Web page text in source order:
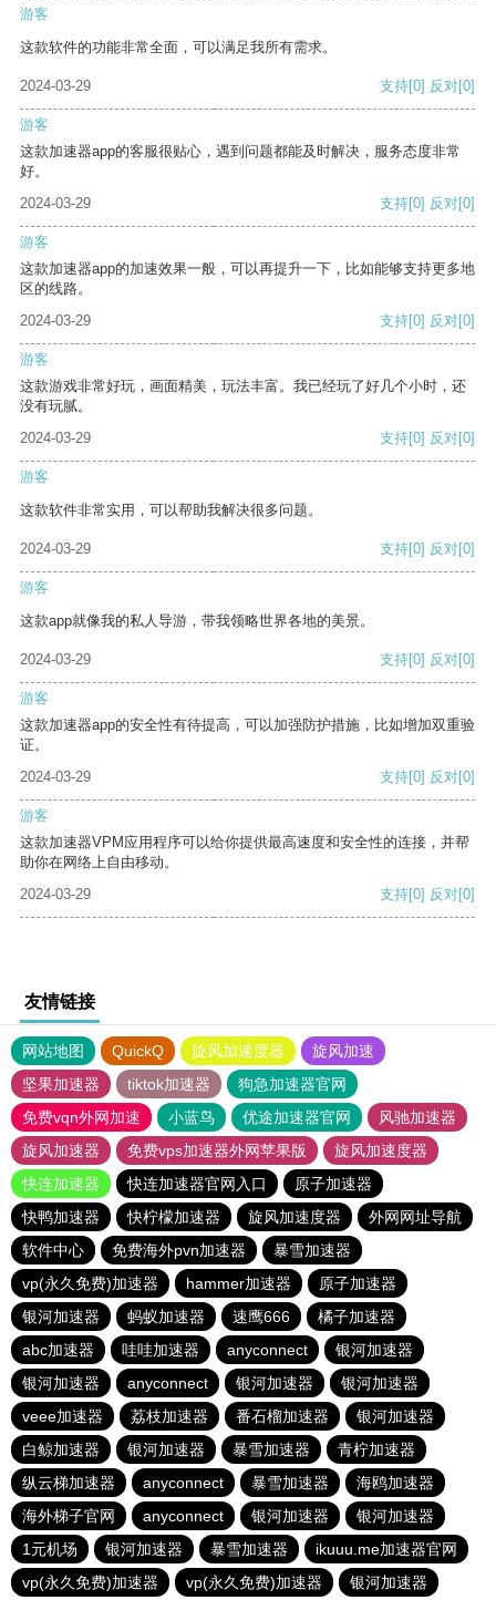
游客
这款软件的功能非常全面，可以满足我所有需求。
2024-03-29 支持[0] 反对[0]
游客
这款加速器app的客服很贴心，遇到问题都能及时解决，服务态度非常
好。
2024-03-29
支持[0] 反对[0]
游客
这款加速器app的加速效果一般，可以再提升一下，比如能够支持更多地
区的线路。
2024-03-29
支持[0] 反对[0]
游客
这款游戏非常好玩，画面精美，玩法丰富。我已经玩了好几个小时，还
没有玩腻。
2024-03-29
支持[0] 反对[0]
游客
这款软件非常实用，可以帮助我解决很多问题。
2024-03-29 支持[0] 反对[0]
游客
这款app就像我的私人导游，带我领略世界各地的美景。
2024-03-29 支持[0] 反对[0]
游客
这款加速器app的安全性有待提高，可以加强防护措施，比如增加双重验
证。
2024-03-29
支持[0] 反对[0]
游客
这款加速器VPM应用程序可以给你提供最高速度和安全性的连接，并帮
助你在网络上自由移动。
2024-03-29
支持[0] 反对[0]
友情链接
网站地图 QuickQ 旋风加速度器
旋风加速
坚果加速器
tiktok加速器
狗急加速器官网
免费vqn外网加速
小蓝鸟 优途加速器官网
风驰加速器
旋风加速器
免费vps加速器外网苹果版
旋风加速度器
快连加速器
快连加速器官网入口
原子加速器
快鸭加速器
快柠檬加速器 旋风加速度器
外网网址导航
软件中心
免费海外pvn加速器
暴雪加速器
vp(永久免费)加速器
hammer加速器
原子加速器
银河加速器
蚂蚁加速器 速鹰666
橘子加速器
abc加速器
哇哇加速器 anyconnect
银河加速器
银河加速器
anyconnect 银河加速器
银河加速器
veee加速器
荔枝加速器 番石榴加速器
银河加速器
白鲸加速器
银河加速器 暴雪加速器
青柠加速器
纵云梯加速器
anyconnect 暴雪加速器
海鸥加速器
海外梯子官网
anyconnect 银河加速器
银河加速器
1元机场
银河加速器 暴雪加速器
ikuuu.me加速器官网
vp(永久免费)加速器
vp(永久免费)加速器 银河加速器